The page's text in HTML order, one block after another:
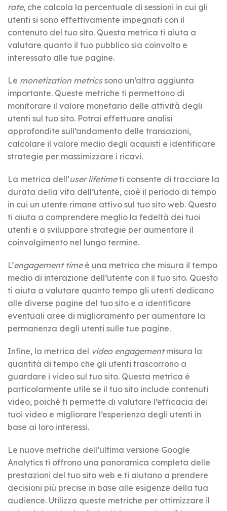
rate, che calcola la percentuale di sessioni in cui gli
utenti si sono effettivamente impegnati con il
contenuto del tuo sito. Questa metrica ti aiuta a
valutare quanto il tuo pubblico sia coinvolto e
interessato alle tue pagine.
Le monetization metricssono un’altra aggiunta
importante. Queste metriche ti permettono di
monitorare il valore monetario delle attività degli
utenti sul tuo sito. Potrai effettuare analisi
approfondite sull’andamento delle transazioni,
calcolare il valore medio degli acquisti e identificare
strategie per massimizzare i ricavi.
La metrica dell’user lifetimeti consente di tracciare la
durata della vita dell’utente, cioè il periodo di tempo
in cui un utente rimane attivo sul tuo sito web. Questo
ti aiuta a comprendere meglio la fedeltà dei tuoi
utenti e a sviluppare strategie per aumentare il
coinvolgimento nel lungo termine.
L’engagement timeè una metrica che misura il tempo
medio di interazione dell’utente con il tuo sito. Questo
ti aiuta a valutare quanto tempo gli utenti dedicano
alle diverse pagine del tuo sito e a identificare
eventuali aree di miglioramento per aumentare la
permanenza degli utenti sulle tue pagine.
Infine, la metrica del video engagementmisura la
quantità di tempo che gli utenti trascorrono a
guardare i video sul tuo sito. Questa metrica è
particolarmente utile se il tuo sito include contenuti
video, poiché ti permette di valutare l’efficacia dei
tuoi video e migliorare l’esperienza degli utenti in
base ai loro interessi.
Le nuove metriche dell’ultima versione Google
Analytics ti offrono una panoramica completa delle
prestazioni del tuo sito web e ti aiutano a prendere
decisioni più precise in base alle esigenze della tua
audience. Utilizza queste metriche per ottimizzare il